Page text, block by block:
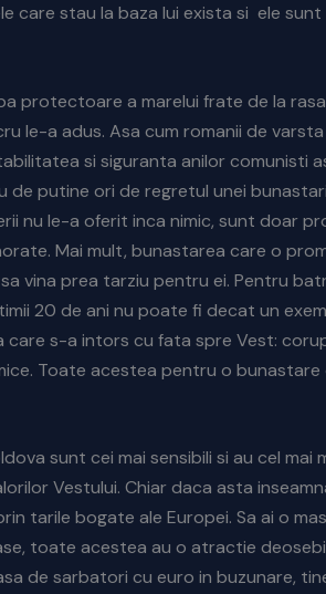
care stau la baza lui exista si ele
protectoare a marelui frate de la
le-a adus. Asa cum romanii de varsta
si siguranta anilor comunisti
putine ori de regretul unei
nu le-a oferit inca nimic, sunt doar
Mai mult, bunastarea care o
vina prea tarziu pentru ei. Pentru
20 de ani nu poate fi decat un
s-a intors cu fata spre Vest:
Toate acestea pentru o bunastare
sunt cei mai sensibili si au cel mai
Vestului. Chiar daca asta
tarile bogate ale Europei. Sa ai o
toate acestea au o atractie
de sarbatori cu euro in buzunare,